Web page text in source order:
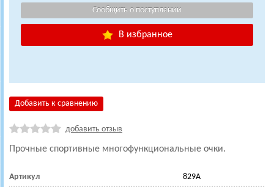
В избранное
Добавить к сравнению
добавить отзыв
Прочные спортивные многофункциональные очки.
Артикул 829A